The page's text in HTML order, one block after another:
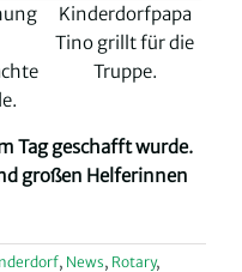
Kinderdorfpapa
Tino grillt für die
Truppe.
Tag geschafft wurde.
großen Helferinnen
, News, Rotary,